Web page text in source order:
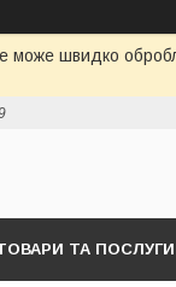
може швидко
ТА ПОСЛУГИ